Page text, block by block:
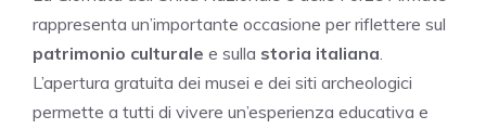
rappresenta un’importante occasione per riflettere sul
patrimonio culturale e sulla storia italiana.
L’apertura gratuita dei musei e dei siti archeologici
permette a tutti di vivere un’esperienza educativa e